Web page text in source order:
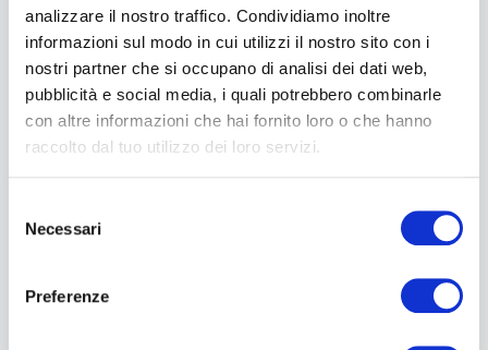
analizzare il nostro traffico. Condividiamo inoltre
informazioni sul modo in cui utilizzi il nostro sito con i
nostri partner che si occupano di analisi dei dati web,
pubblicità e social media, i quali potrebbero combinarle
con altre informazioni che hai fornito loro o che hanno
raccolto dal tuo utilizzo dei loro servizi.
delNecessari
Preferenze
News